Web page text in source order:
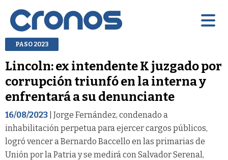
PASO 2023
Lincoln: ex intendente K juzgado por
corrupción triunfó en la interna y
enfrentará a su denunciante
16/08/2023 | Jorge Fernández, condenado a
inhabilitación perpetua para ejercer cargos públicos,
logró vencer a Bernardo Baccello en las primarias de
Unión por la Patria y se medirá con Salvador Serenal,